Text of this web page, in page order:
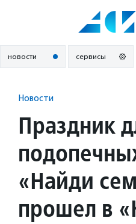
новости сервисы
Новости
Праздник
«Найди
прошел в